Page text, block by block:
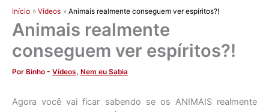
Início Vídeos Animais realmente conseguem ver espíritos?!
Animais realmente
conseguem ver espíritos?!
Por Binho - Vídeos, Nem eu Sabia
Agora você vai ficar sabendo se os ANIMAIS realmente